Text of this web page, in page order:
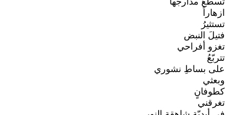
ازهاراً
تستثيرُ
فتيلَ النبض
تغزو أفراحي
تتربّعُ
على بساطِ نشوري
وبعثي
كطوفانٍ
تغرقني